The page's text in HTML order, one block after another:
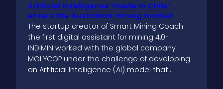
Artificial Intelligence ‘made in Chile’
enters the Australian mining market
The startup creator of Smart Mining Coach -
the first digital assistant for mining 4.0-
INDIMIN worked with the global company
MOLYCOP under the challenge of developing
an Artificial Intelligence (AI) model that…